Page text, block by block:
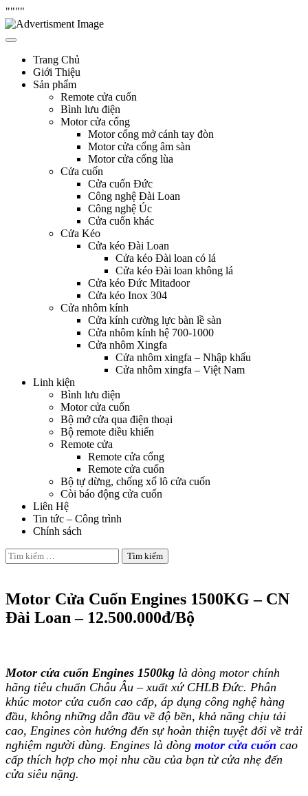
""""
Skip
to
Trang Chủ
Giới Thiệu
Sản phẩm
Remote cửa cuốn
Bình lưu điện
Motor cửa cổng
Motor cổng mở cánh tay đòn
Motor cửa cổng âm sàn
Motor cửa cổng lùa
Cửa cuốn
Cửa cuốn Đức
Công nghệ Đài Loan
Công nghệ Úc
Cửa cuốn khác
Cửa Kéo
Cửa kéo Đài Loan
Cửa kéo Đài loan có lá
Cửa kéo Đài loan không lá
Cửa kéo Đức Mitadoor
Cửa kéo Inox 304
Cửa nhôm kính
Cửa kính cường lực bàn lề sàn
Cửa nhôm kính hệ 700-1000
Cửa nhôm Xingfa
Cửa nhôm xingfa – Nhập khẩu
Cửa nhôm xingfa – Việt Nam
Linh kiện
Bình lưu điện
Motor cửa cuốn
Bộ mở cửa qua điện thoại
Bộ remote điều khiển
Remote cửa
Remote cửa cổng
Remote cửa cuốn
Bộ tự dừng, chống xổ lô cửa cuốn
Còi báo động cửa cuốn
Liên Hệ
Tin tức – Công trình
Chính sách
Tìm
kiếm
Motor Cửa Cuốn Engines 1500KG – CN
Đài Loan – 12.500.000đ/Bộ
Motor cửa cuốn Engines 1500kg là dòng motor chính
hãng tiêu chuẩn Châu Âu – xuất xứ CHLB Đức. Phân
khúc motor cửa cuốn cao cấp, áp dụng công nghệ hàng
đầu, không những dẫn đầu về độ bền, khả năng chịu tải
cao, Engines còn hướng đến sự hoàn thiện tuyệt đối về trải
nghiệm người dùng. Engines là dòng motor cửa cuốn cao
cấp thích hợp cho mọi nhu cầu của bạn từ cửa nhẹ đến
cửa siêu nặng.